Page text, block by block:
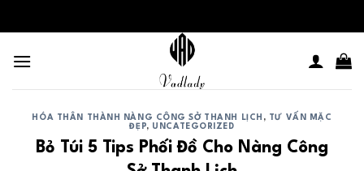
to
HÓA THÂN THÀNH NÀNG CÔNG SỞ THANH LỊCH , TƯ VẤN MẶC
ĐẸP, UNCATEGORIZED
Bỏ Túi 5 Tips Phối Đồ Cho Nàng Công